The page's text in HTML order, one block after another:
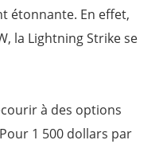
étonnante. En effet,
la Lightning Strike se
à des options
1 500 dollars par